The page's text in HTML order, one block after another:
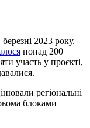
березні 2023 року.
понад 200
участь у проєкті,
регіональні
блоками